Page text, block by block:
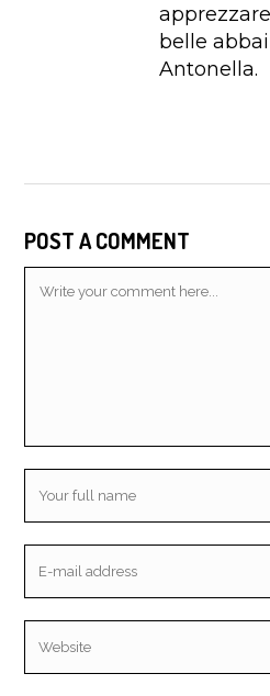
belle
Antonella.
POST A COMMENT